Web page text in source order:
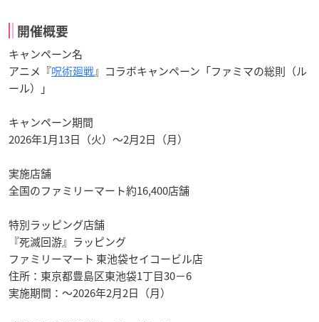
開催概要
キャンペーン名
アニメ『呪術廻戦』コラボキャンペーン「ファミマの総則（ル
ール）」
キャンペーン期間
2026年1月13日（火）～2月2日（月）
実施店舗
全国のファミリーマート約16,400店舗
特別ラッピング店舗
『死滅回游』ラッピング
ファミリーマート 東池袋セイコービル店
住所：東京都豊島区東池袋1丁目30−6
実施期間：～2026年2月2日（月）